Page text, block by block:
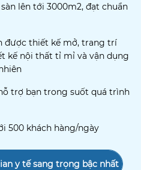
lên tới 3000m2, đạt chuẩn
được thiết kế mở, trang trí
kế nội thất tỉ mỉ và vận dụng
trợ bạn trong suốt quá trình
500 khách hàng/ngày
y tế sang trọng bậc nhất